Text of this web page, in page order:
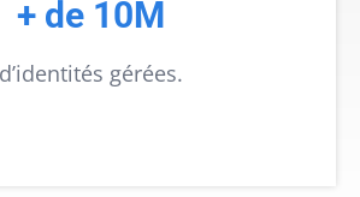
+ de 10M
d’identités gérées.